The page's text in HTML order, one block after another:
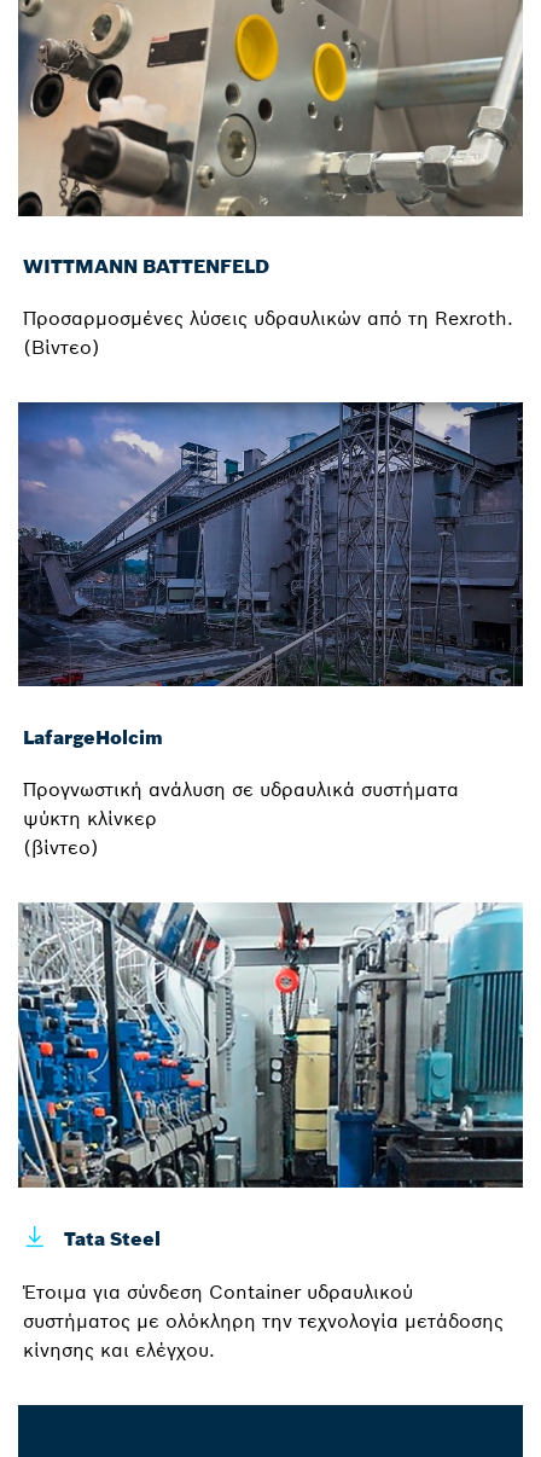
WITTMANN BATTENFELD
Προσαρμοσμένες λύσεις υδραυλικών από τη Rexroth.
(Βίντεο)
LafargeHolcim
Προγνωστική ανάλυση σε υδραυλικά συστήματα
ψύκτη κλίνκερ
(βίντεο)
Tata Steel
Έτοιμα για σύνδεση Container υδραυλικού
συστήματος με ολόκληρη την τεχνολογία μετάδοσης
κίνησης και ελέγχου.